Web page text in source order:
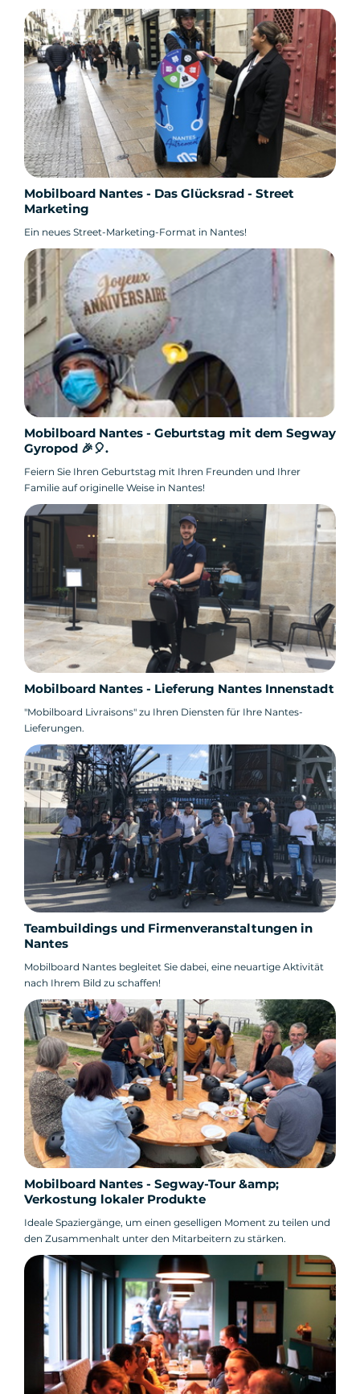
Mobilboard Nantes - Das Glücksrad - Street
Marketing
Ein neues Street-Marketing-Format in Nantes!
Mobilboard Nantes - Geburtstag mit dem Segway
Gyropod 🎉🎈.
Feiern Sie Ihren Geburtstag mit Ihren Freunden und Ihrer
Familie auf originelle Weise in Nantes!
Mobilboard Nantes - Lieferung Nantes Innenstadt
"Mobilboard Livraisons" zu Ihren Diensten für Ihre Nantes-
Lieferungen.
Teambuildings und Firmenveranstaltungen in
Nantes
Mobilboard Nantes begleitet Sie dabei, eine neuartige Aktivität
nach Ihrem Bild zu schaffen!
Mobilboard Nantes - Segway-Tour &amp;
Verkostung lokaler Produkte
Ideale Spaziergänge, um einen geselligen Moment zu teilen und
den Zusammenhalt unter den Mitarbeitern zu stärken.